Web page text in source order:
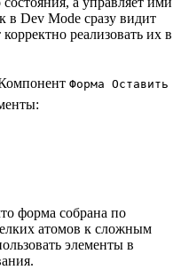
в Dev Mode сразу видит
реализовать их в
Форма Оставить
форма собрана по
атомов к сложным
элементы в